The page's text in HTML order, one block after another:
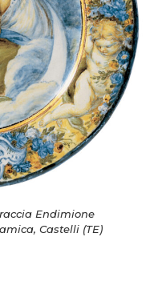
Endimione
Castelli (TE)